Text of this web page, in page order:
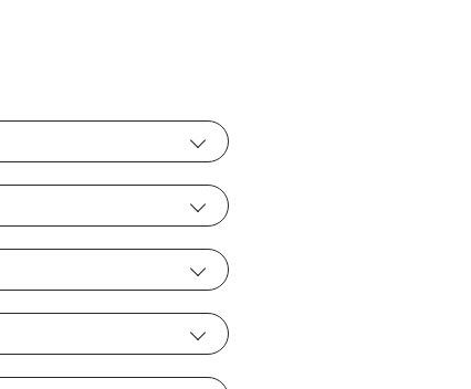
+€1.00
+€1.50
+€2.50
+€2.00
+€1.00